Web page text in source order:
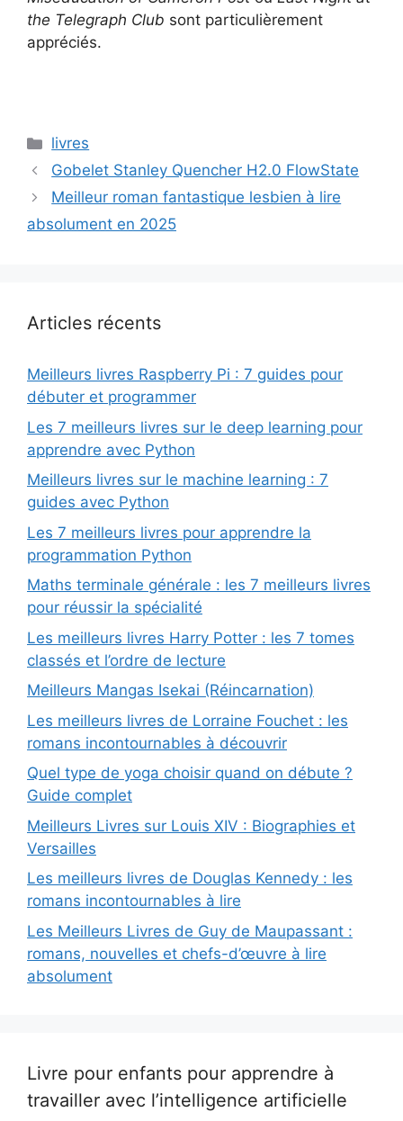
the Telegraph Club sont particulièrement
appréciés.
Catégories
livres
Gobelet Stanley Quencher H2.0 FlowState
Meilleur roman fantastique lesbien à lire
absolument en 2025
Articles récents
Meilleurs livres Raspberry Pi : 7 guides pour
débuter et programmer
Les 7 meilleurs livres sur le deep learning pour
apprendre avec Python
Meilleurs livres sur le machine learning : 7
guides avec Python
Les 7 meilleurs livres pour apprendre la
programmation Python
Maths terminale générale : les 7 meilleurs livres
pour réussir la spécialité
Les meilleurs livres Harry Potter : les 7 tomes
classés et l’ordre de lecture
Meilleurs Mangas Isekai (Réincarnation)
Les meilleurs livres de Lorraine Fouchet : les
romans incontournables à découvrir
Quel type de yoga choisir quand on débute ?
Guide complet
Meilleurs Livres sur Louis XIV : Biographies et
Versailles
Les meilleurs livres de Douglas Kennedy : les
romans incontournables à lire
Les Meilleurs Livres de Guy de Maupassant :
romans, nouvelles et chefs-d’œuvre à lire
absolument
Livre pour enfants pour apprendre à
travailler avec l’intelligence artificielle